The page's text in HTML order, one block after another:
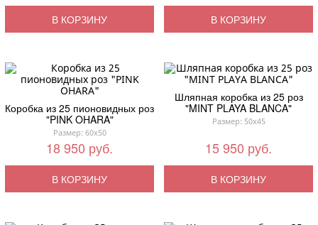
В КОРЗИНУ В КОРЗИНУ
Коробка из 25 пионовидных роз
"PINK OHARA"
Размер: 60x50
18 950 руб.
В КОРЗИНУ
Шляпная коробка из 25 роз
"MINT PLAYA BLANCA"
Размер: 50x45
15 950 руб.
В КОРЗИНУ